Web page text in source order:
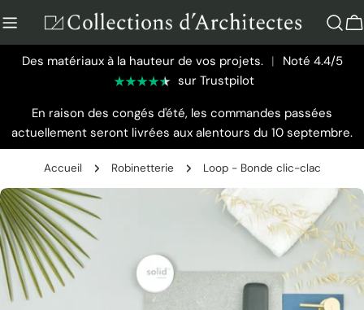
au
contenu
Des matériaux à la hauteur de vos projets. | Noté 4.4/5
sur Trustpilot
En raison des congés d'été, les commandes passées
actuellement seront livrées aux alentours du 10 septembre.
Accueil Robinetterie Loop - Bonde clic-clac
Passer
aux
informations
sur
le
produit